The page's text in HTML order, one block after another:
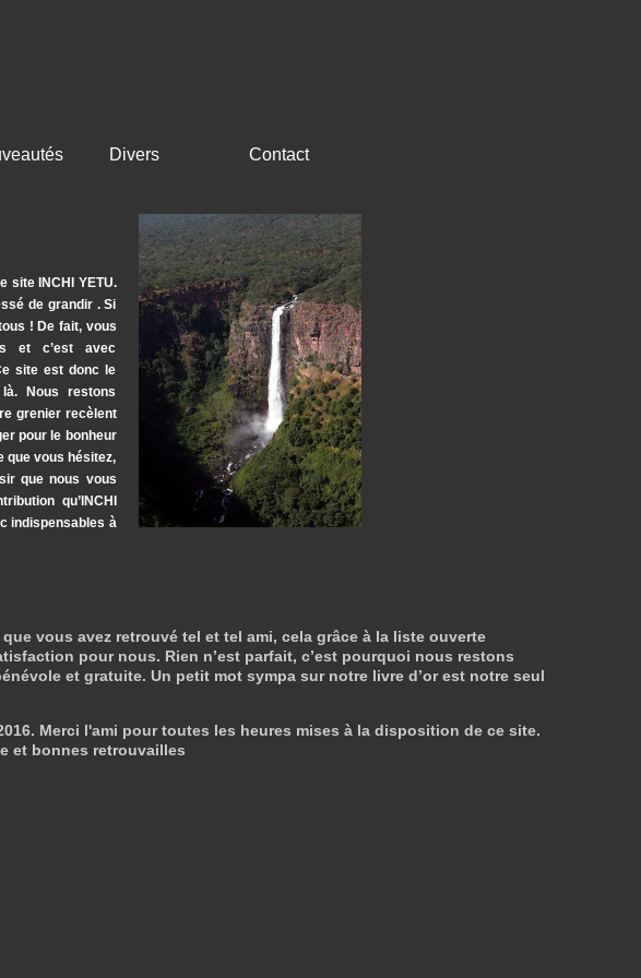
Divers Contact
site INCHI YETU.
de grandir . Si
! De fait, vous
et c’est avec
site est donc le
Nous restons
grenier recèlent
pour le bonheur
que vous hésitez,
que nous vous
qu’INCHI
indispensables à
vous avez retrouvé tel et tel ami, cela grâce à la liste ouverte
pour nous. Rien n’est parfait, c’est pourquoi nous restons
et gratuite. Un petit mot sympa sur notre livre d’or est notre seul
Merci l'ami pour toutes les heures mises à la disposition de ce site.
et bonnes retrouvailles